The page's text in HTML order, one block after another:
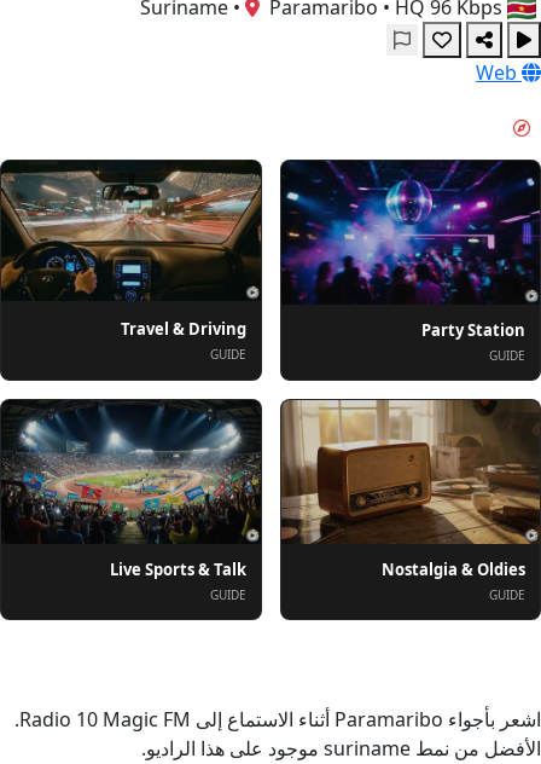
• Paramaribo • HQ 96 Kbps
Web
Party Station
GUIDE
Travel & Driving
GUIDE
Nostalgia & Oldies
GUIDE
Live Sports & Talk
GUIDE
اشعر بأجواء Paramaribo أثناء الاستماع إلى Radio 10 Magic FM.
الأفضل من نمط suriname موجود على هذا الراديو.